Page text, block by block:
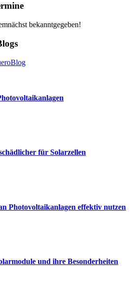
bekanntgegeben!
für Solarzellen
Photovoltaikanlagen effektiv nutzen
und ihre Besonderheiten